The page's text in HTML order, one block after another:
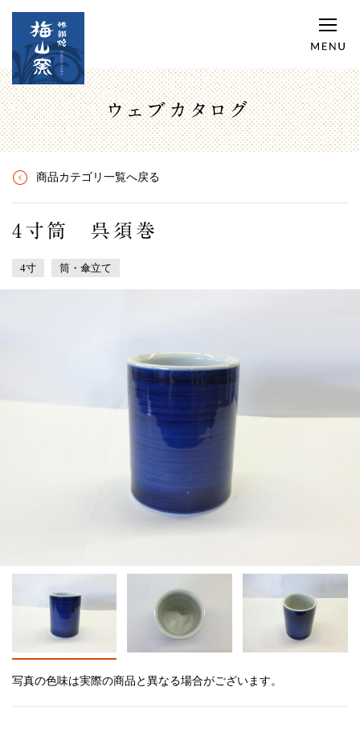
ウェブカタログ
商品カテゴリ一覧へ戻る
4寸筒 呉須巻
4寸 筒・傘立て
写真の色味は実際の商品と異なる場合がございます。